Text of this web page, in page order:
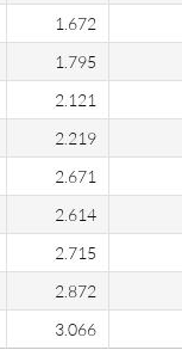
1.672
1.795
2.121
2.219
2.671
2.614
2.715
2.872
3.066